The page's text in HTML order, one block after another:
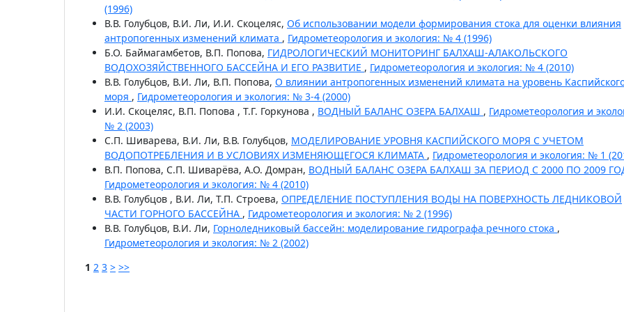
(1996)
В.В. Голубцов, В.И. Ли, И.И. Скоцеляс, Об использовании модели формирования стока для оценки влияния
антропогенных изменений климата , Гидрометеорология и экология: № 4 (1996)
Б.О. Баймагамбетов, В.П. Попова, ГИДРОЛОГИЧЕСКИЙ МОНИТОРИНГ БАЛХАШ-АЛАКОЛЬСКОГО
ВОДОХОЗЯЙСТВЕННОГО БАССЕЙНА И ЕГО РАЗВИТИЕ , Гидрометеорология и экология: № 4 (2010)
В.В. Голубцов, В.И. Ли, В.П. Попова, О влиянии антропогенных изменений климата на уровень
моря , Гидрометеорология и экология: № 3-4 (2000)
И.И. Скоцеляс, В.П. Попова , Т.Г. Горкунова , ВОДНЫЙ БАЛАНС ОЗЕРА БАЛХАШ , Гидрометеорология и
№ 2 (2003)
С.П. Шиварева, В.И. Ли, В.В. Голубцов, МОДЕЛИРОВАНИЕ УРОВНЯ КАСПИЙСКОГО МОРЯ С УЧЕТОМ
ВОДОПОТРЕБЛЕНИЯ И В УСЛОВИЯХ ИЗМЕНЯЮЩЕГОСЯ КЛИМАТА , Гидрометеорология и экология: № 1
В.П. Попова, С.П. Шиварёва, А.О. Домран, ВОДНЫЙ БАЛАНС ОЗЕРА БАЛХАШ ЗА ПЕРИОД С 2000 ПО 2009
Гидрометеорология и экология: № 4 (2010)
В.В. Голубцов , В.И. Ли, Т.П. Строева, ОПРЕДЕЛЕНИЕ ПОСТУПЛЕНИЯ ВОДЫ НА ПОВЕРХНОСТЬ ЛЕДНИКОВОЙ
ЧАСТИ ГОРНОГО БАССЕЙНА , Гидрометеорология и экология: № 2 (1996)
В.В. Голубцов, В.И. Ли, Горноледниковый бассейн: моделирование гидрографа речного стока ,
Гидрометеорология и экология: № 2 (2002)
1 2 3 > >>